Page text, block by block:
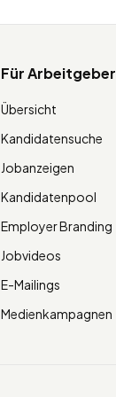
Für Arbeitgeber
Übersicht
Kandidatensuche
Jobanzeigen
Kandidatenpool
Employer Branding
Jobvideos
E-Mailings
Medienkampagnen